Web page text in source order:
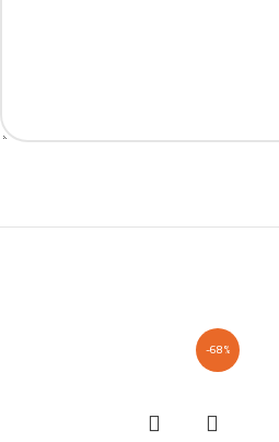
-68%